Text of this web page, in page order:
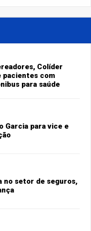
Colíder
pacientes com
para saúde
Garcia para vice e
no setor de seguros,